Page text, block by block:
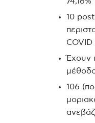
10
Έχουν
106